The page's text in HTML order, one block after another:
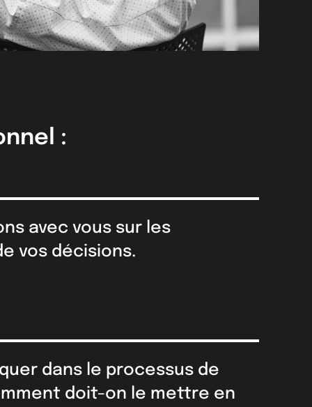
:
avec vous sur les
vos décisions.
dans le processus de
doit-on le mettre en